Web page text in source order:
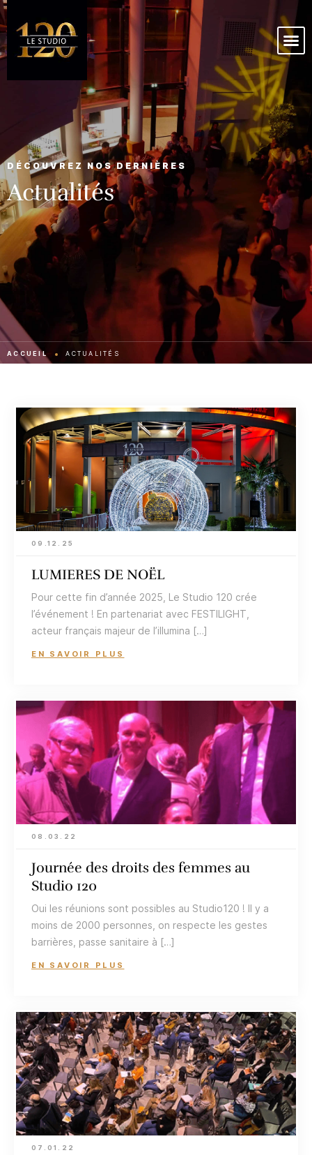
DÉCOUVREZ NOS DERNIÈRES
Actualités
ACCUEIL ACTUALITÉS
09.12.25
LUMIERES DE NOËL
Pour cette fin d’année 2025, Le Studio 120 crée
l’événement ! En partenariat avec FESTILIGHT,
acteur français majeur de l’illumina […]
EN SAVOIR PLUS
08.03.22
Journée des droits des femmes au
Studio 120
Oui les réunions sont possibles au Studio120 ! Il y a
moins de 2000 personnes, on respecte les gestes
barrières, passe sanitaire à […]
EN SAVOIR PLUS
07.01.22